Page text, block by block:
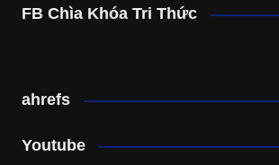
FB Chìa Khóa Tri Thức
ahrefs
Youtube